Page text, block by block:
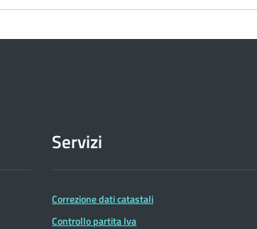
Servizi
Correzione dati catastali
Controllo partita Iva